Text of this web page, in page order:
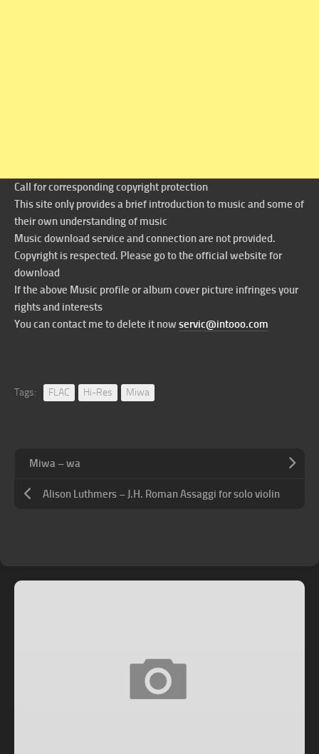
Call for corresponding copyright protection
This site only provides a brief introduction to music and some of
their own understanding of music
Music download service and connection are not provided.
Copyright is respected. Please go to the official website for
download
If the above Music profile or album cover picture infringes your
rights and interests
You can contact me to delete it now servic@intooo.com
Tags: FLAC Hi-Res Miwa
Miwa – wa
Alison Luthmers – J.H. Roman Assaggi for solo violin